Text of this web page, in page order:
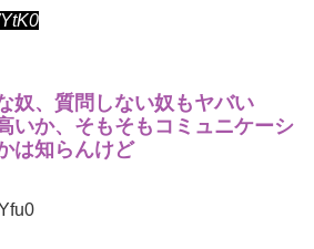
奴、質問しない奴もヤバい
いか、そもそもコミュニケーシ
は知らんけど